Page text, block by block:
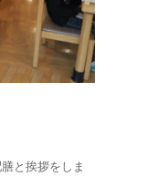
と挨拶をしま